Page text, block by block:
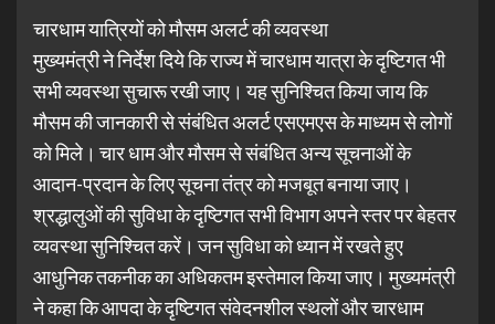
चारधाम यात्रियों को मौसम अलर्ट की व्यवस्था
मुख्यमंत्री ने निर्देश दिये कि राज्य में चारधाम यात्रा के दृष्टिगत भी
सभी व्यवस्था सुचारू रखी जाए। यह सुनिश्चित किया जाय कि
मौसम की जानकारी से संबंधित अलर्ट एसएमएस के माध्यम से लोगों
को मिले। चार धाम और मौसम से संबंधित अन्य सूचनाओं के
आदान-प्रदान के लिए सूचना तंत्र को मजबूत बनाया जाए।
श्रद्धालुओं की सुविधा के दृष्टिगत सभी विभाग अपने स्तर पर बेहतर
व्यवस्था सुनिश्चित करें। जन सुविधा को ध्यान में रखते हुए
आधुनिक तकनीक का अधिकतम इस्तेमाल किया जाए। मुख्यमंत्री
ने कहा कि आपदा के दृष्टिगत संवेदनशील स्थलों और चारधाम